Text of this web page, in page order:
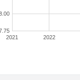
2021 2022